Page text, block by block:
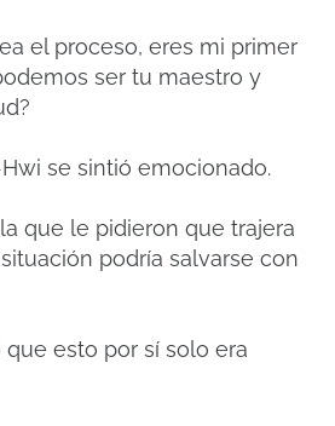
el proceso, eres mi primer
ser tu maestro y
se sintió emocionado.
que le pidieron que trajera
podría salvarse con
esto por sí solo era